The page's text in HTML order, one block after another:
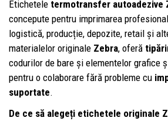
Etichetele termotransfer autoadezive
concepute pentru imprimarea
logistică, producție, depozite, retail și
materialelor originale Zebra, oferă
codurilor de bare și elementelor grafice
pentru o colaborare fără probleme cu
suportate.
De ce să alegeți etichetele originale